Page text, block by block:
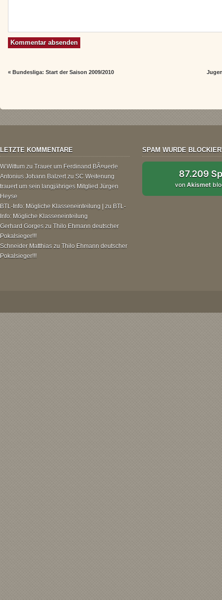
« Bundesliga: Start der Saison 2009/2010
LETZTE KOMMENTARE
W.Wittum zu Trauer um Ferdinand BÃ¤uerle
Antonius Johann Balzertzu SC Weitenung
trauert um sein langjähriges Mitglied Jürgen
Heyse
BTL-Info: Mögliche Klasseneinteilung |
zu BTL-
Info: Mögliche Klasseneinteilung
Gerhard Gorges zu Thilo Ehmann deutscher
Pokalsieger!!!
Schneider Matthias zu Thilo Ehmann deutscher
Pokalsieger!!!
SPAM WURDE
87.209
vonAkismet